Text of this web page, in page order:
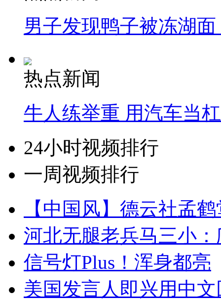
男子发现鸭子被冻湖
热点新闻
牛人练举重 用汽车当
24小时视频排行
一周视频排行
【中国风】德云社孟
河北无腿老兵马三小
信号灯Plus！浑身都亮
美国发言人即兴用中